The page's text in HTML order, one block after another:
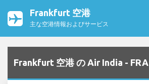
Frankfurt 空港
主な空港情報およびサービス
Frankfurt 空港 の Air India - FRA